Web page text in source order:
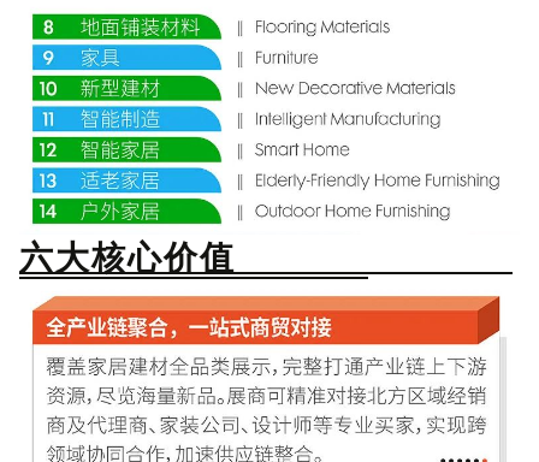
六大核心价值